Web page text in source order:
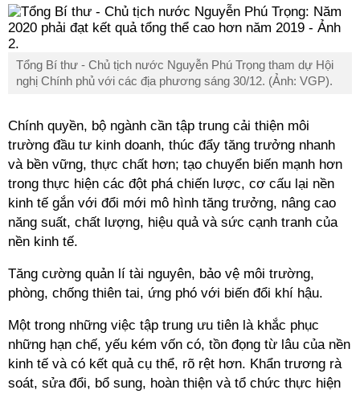
Tổng Bí thư - Chủ tịch nước Nguyễn Phú Trọng tham dự Hội
nghị Chính phủ với các địa phương sáng 30/12. (Ảnh: VGP).
Chính quyền, bộ ngành cần tập trung cải thiện môi
trường đầu tư kinh doanh, thúc đẩy tăng trưởng nhanh
và bền vững, thực chất hơn; tạo chuyển biến mạnh hơn
trong thực hiện các đột phá chiến lược, cơ cấu lại nền
kinh tế gắn với đổi mới mô hình tăng trưởng, nâng cao
năng suất, chất lượng, hiệu quả và sức cạnh tranh của
nền kinh tế.
Tăng cường quản lí tài nguyên, bảo vệ môi trường,
phòng, chống thiên tai, ứng phó với biến đổi khí hậu.
Một trong những việc tập trung ưu tiên là khắc phục
những hạn chế, yếu kém vốn có, tồn đọng từ lâu của nền
kinh tế và có kết quả cụ thể, rõ rệt hơn. Khẩn trương rà
soát, sửa đổi, bổ sung, hoàn thiện và tổ chức thực hiện